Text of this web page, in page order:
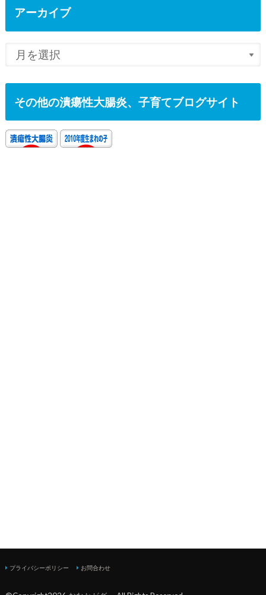
アーカイブ
その他の潰瘍性大腸炎、子育てブログサイト
プライバシーポリシー お問合わせ